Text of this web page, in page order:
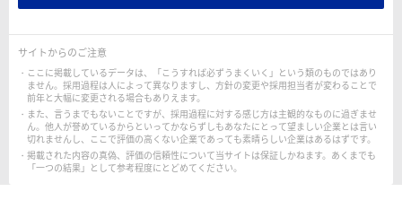
サイトからのご注意
ここに掲載しているデータは、「こうすれば必ずうまくいく」という類のものではあり
ません。採用過程は人によって異なりますし、方針の変更や採用担当者が変わることで
前年と大幅に変更される場合もありえます。
また、言うまでもないことですが、採用過程に対する感じ方は主観的なものに過ぎませ
ん。他人が誉めているからといってかならずしもあなたにとって望ましい企業とは言い
切れませんし、ここで評価の高くない企業であっても素晴らしい企業はあるはずです。
掲載された内容の真偽、評価の信頼性について当サイトは保証しかねます。あくまでも
「一つの結果」として参考程度にとどめてください。